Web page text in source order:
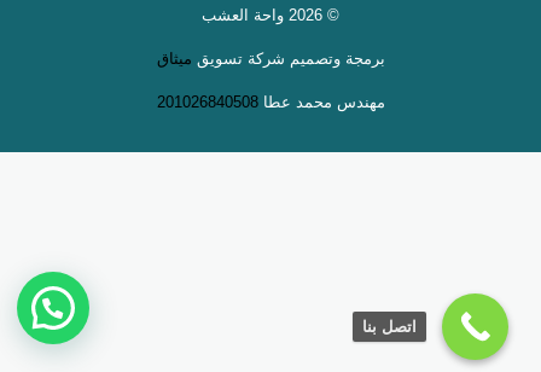
© 2026 واحة العشب
برمجة وتصميمشركة تسويقميثاق
مهندس محمد عطا201026840508
اتصل بنا